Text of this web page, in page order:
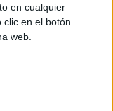
en cualquier
clic en el botón
web.
a una pregunta
cuestión es: